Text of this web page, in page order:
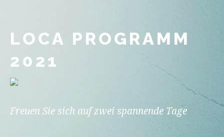
LOCA PROGRAMM
2021
Freuen Sie sich auf zwei spannende Tage